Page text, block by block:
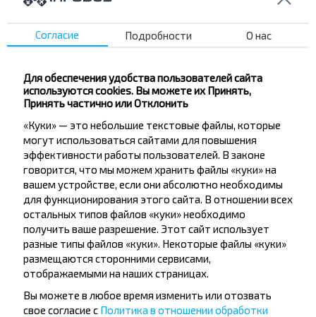
путешествовать
дешевле?
Не пропусти специальные акции, скидки и
другие интересные предложения INFOBUS.
Подпишись на получение новостей и
путешествуй с нами дешевле!
Подписаться
Согласие Подробности О нас
Для обеспечения удобства пользователей сайта
используются cookies. Вы можете их Принять,
Принять частично или Отклонить
«Куки» — это небольшие текстовые файлы, которые
могут использоваться сайтами для повышения
эффективности работы пользователей. В законе
говорится, что мы можем хранить файлы «куки» на
вашем устройстве, если они абсолютно необходимы
для функционирования этого сайта. В отношении всех
остальных типов файлов «куки» необходимо
получить ваше разрешение. Этот сайт использует
разные типы файлов «куки». Некоторые файлы «куки»
размещаются сторонними сервисами,
отображаемыми на наших страницах.
Вы можете в любое время изменить или отозвать
свое согласие с Политика в отношении обработки